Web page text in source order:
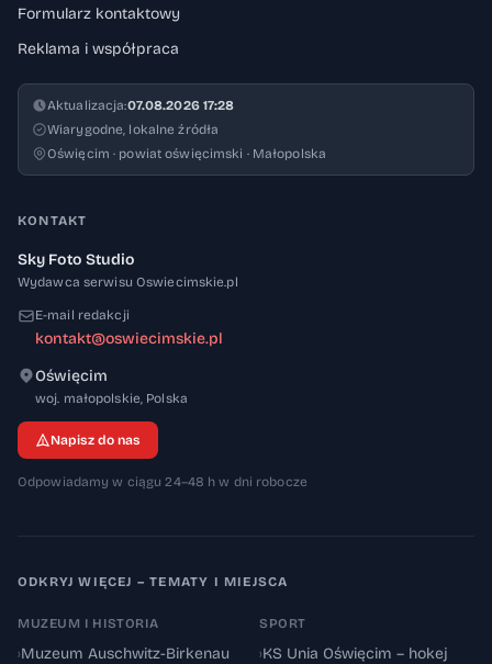
Formularz kontaktowy
Reklama i współpraca
Aktualizacja:07.08.2026 17:28
Wiarygodne, lokalne źródła
Oświęcim · powiat oświęcimski · Małopolska
KONTAKT
Sky Foto Studio
Wydawca serwisu Oswiecimskie.pl
E-mail redakcji
kontakt@oswiecimskie.pl
Oświęcim
woj. małopolskie, 32-600
Polska
Napisz do nas
Odpowiadamy w ciągu 24–48 h w dni robocze
ODKRYJ WIĘCEJ – TEMATY I MIEJSCA
MUZEUM I HISTORIA
›Muzeum Auschwitz-Birkenau
SPORT
›KS Unia Oświęcim – hokej